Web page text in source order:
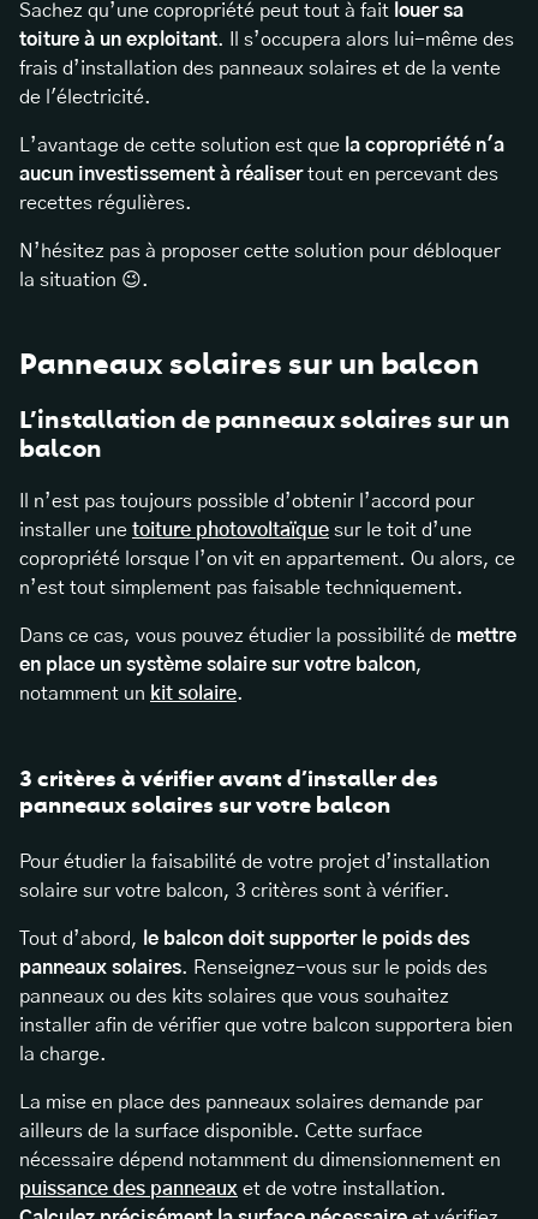
Sachez qu’une copropriété peut tout à fait louer sa
toiture à un exploitant. Il s’occupera alors lui-même des
frais d’installation des panneaux solaires et de la vente
de l'électricité.
L’avantage de cette solution est que la copropriété n'a
aucun investissement à réalisertout en percevant des
recettes régulières.
N’hésitez pas à proposer cette solution pour débloquer
la situation 😉.
Panneaux solaires sur un balcon
L’installation de panneaux solaires sur un
balcon
Il n’est pas toujours possible d’obtenir l’accord pour
installer une toiture photovoltaïque sur le toit d’une
copropriété lorsque l’on vit en appartement. Ou alors, ce
n’est tout simplement pas faisable techniquement.
Dans ce cas, vous pouvez étudier la possibilité de mettre
en place un système solaire sur votre balcon,
notamment un kit solaire.
3 critères à vérifier avant d’installer des
panneaux solaires sur votre balcon
Pour étudier la faisabilité de votre projet d’installation
solaire sur votre balcon, 3 critères sont à vérifier.
Tout d’abord,
le balcon doit supporter le poids des
panneaux solaires. Renseignez-vous sur le poids des
panneaux ou des kits solaires que vous souhaitez
installer afin de vérifier que votre balcon supportera bien
la charge.
La mise en place des panneaux solaires demande par
ailleurs de la surface disponible. Cette surface
nécessaire dépend notamment du dimensionnement en
puissance des panneaux et de votre installation.